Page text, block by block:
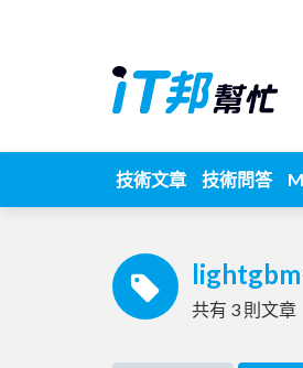
技術文章 技術問答
lightgbm
共有 3 則文章